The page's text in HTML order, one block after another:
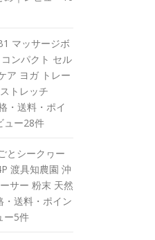
マッサージボ
ンパクト セル
ア ヨガ トレー
トレッチ
・送料・ポイ
ュー28件
とシークヮー
渡具知農園 沖
サー 粉末 天然
・送料・ポイン
ー5件